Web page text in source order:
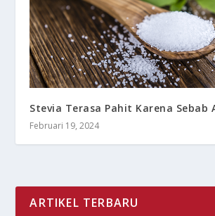
Stevia Terasa Pahit Karena Sebab
Februari 19, 2024
ARTIKEL TERBARU